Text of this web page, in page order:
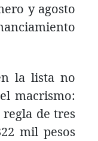
y agosto
la lista no
macrismo:
regla de tres
mil pesos